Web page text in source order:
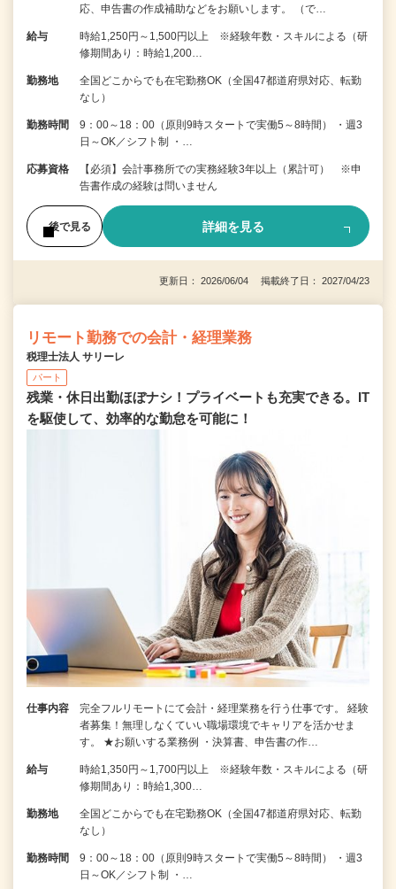
応、申告書の作成補助などをお願いします。 （で…
給与
時給1,250円～1,500円以上 ※経験年数・スキルによる（研
修期間あり：時給1,200…
勤務地
全国どこからでも在宅勤務OK（全国47都道府県対応、転勤
なし）
勤務時間
9：00～18：00（原則9時スタートで実働5～8時間） ・週3
日～OK／シフト制 ・…
応募資格
【必須】会計事務所での実務経験3年以上（累計可） ※申
告書作成の経験は問いません
後で見る 詳細を見る
更新日： 2026/06/04 掲載終了日： 2027/04/23
リモート勤務での会計・経理業務
税理士法人 サリーレ
パート
残業・休日出勤ほぼナシ！プライベートも充実できる。IT
を駆使して、効率的な勤怠を可能に！
仕事内容
完全フルリモートにて会計・経理業務を行う仕事です。 経験
者募集！無理しなくていい職場環境でキャリアを活かせま
す。 ★お願いする業務例 ・決算書、申告書の作…
給与
時給1,350円～1,700円以上 ※経験年数・スキルによる（研
修期間あり：時給1,300…
勤務地
全国どこからでも在宅勤務OK（全国47都道府県対応、転勤
なし）
勤務時間
9：00～18：00（原則9時スタートで実働5～8時間） ・週3
日～OK／シフト制 ・…